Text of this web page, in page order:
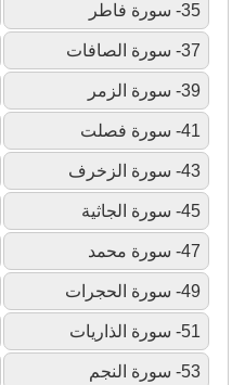
35- سورة فاطر
37- سورة الصافات
39- سورة الزمر
41- سورة فصلت
43- سورة الزخرف
45- سورة الجاثية
47- سورة محمد
49- سورة الحجرات
51- سورة الذاريات
53- سورة النجم